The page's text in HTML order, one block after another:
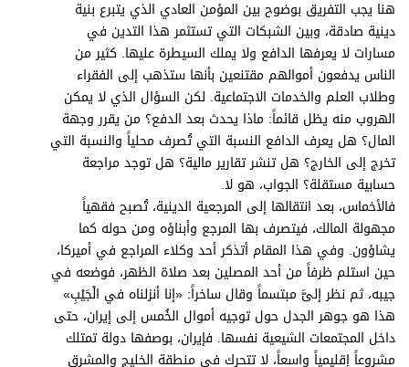
هنا يجب التفريق بوضوح بين المؤمن العادي الذي يتبرع بنية
دينية صادقة، وبين الشبكات التي تستثمر هذا التدين في
مسارات لا يعرفها الدافع ولا يملك السيطرة عليها. كثير من
الناس يدفعون أموالهم مقتنعين بأنها ستذهب إلى الفقراء
وطلاب العلم والخدمات الاجتماعية. لكن السؤال الذي لا يمكن
الهروب منه يظل قائماً: ماذا يحدث بعد الدفع؟ من يقرر وجهة
المال؟ هل يعرف الدافع النسبة التي تُصرف محلياً والنسبة التي
تخرج إلى الخارج؟ هل تنشر تقارير مالية؟ هل توجد مراجعة
حسابية مستقلة؟ الجواب، هو لا.
فالأخماس، بعد انتقالها إلى المرجعية الدينية، تُصبح فقهياً
مجهولة المالك، فيتصرف بها المرجع وأبناؤه ومن حوله كما
يشاؤون. وفي هذا المقام أتذكر أحد وكلاء المراجع في أميركا،
حين استلم ظرفاً من أحد المصلين بعد صلاة الظهر، فوضعه في
جيبه، ثم نظر إلىَّ مبتسماً وقال ساخراً: «إنا أنزلناه في الْجَيْبِ»
هذا هو جوهر الجدل حول توجيه أموال الخُمس إلى إيران، حتى
داخل المجتمعات الشيعية نفسها. فإيران، بوصفها دولة تمتلك
مشروعاً إقليمياً واسعاً، لا تتحرك في منطقة الخليج والمشرق